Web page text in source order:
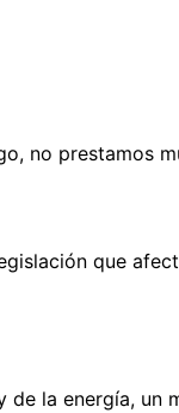
no prestamos
que
la energía, un